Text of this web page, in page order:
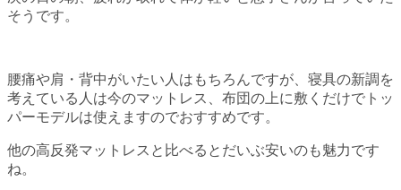
そうです。
腰痛や肩・背中がいたい人はもちろんですが、寝具の新調を
考えている人は今のマットレス、布団の上に敷くだけでトッ
パーモデルは使えますのでおすすめです。
他の高反発マットレスと比べるとだいぶ安いのも魅力です
ね。